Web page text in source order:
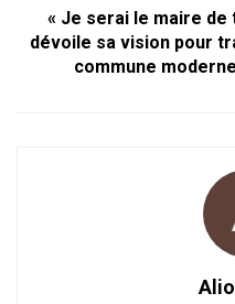
« Je serai le maire de
dévoile sa vision pour
commune